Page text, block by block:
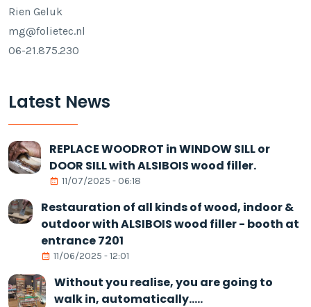
Rien Geluk
mg@folietec.nl
06-21.875.230
Latest News
REPLACE WOODROT in WINDOW SILL or
DOOR SILL with ALSIBOIS wood filler.
11/07/2025 - 06:18
Restauration of all kinds of wood, indoor &
outdoor with ALSIBOIS wood filler - booth at
entrance 7201
11/06/2025 - 12:01
Without you realise, you are going to
walk in, automatically.....